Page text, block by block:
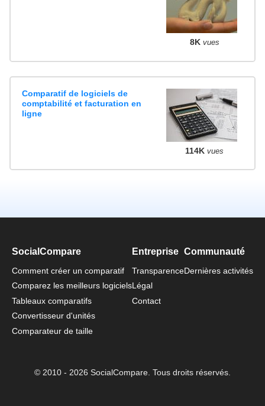
8K vues
Comparatif de logiciels de
comptabilité et facturation en
ligne
114K vues
SocialCompare
Comment créer un comparatif
Comparez les meilleurs logiciels
Tableaux comparatifs
Convertisseur d'unités
Comparateur de taille
Entreprise
Transparence
Légal
Contact
Communauté
Dernières activités
© 2010 - 2026 SocialCompare. Tous droits réservés.